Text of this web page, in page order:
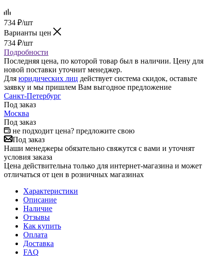
734 ₽/шт
Варианты цен
734 ₽/шт
Подробности
Последняя цена, по которой товар был в наличии. Цену для
новой поставки уточнит менеджер.
Для юридических лиц действует система скидок, оставьте
заявку и мы пришлем Вам выгодное предложение
Санкт-Петербург
Под заказ
Москва
Под заказ
не подходит цена? предложите свою
Под заказ
Наши менеджеры обязательно свяжутся с вами и уточнят
условия заказа
Цена действительна только для интернет-магазина и может
отличаться от цен в розничных магазинах
Характеристики
Описание
Наличие
Отзывы
Как купить
Оплата
Доставка
FAQ